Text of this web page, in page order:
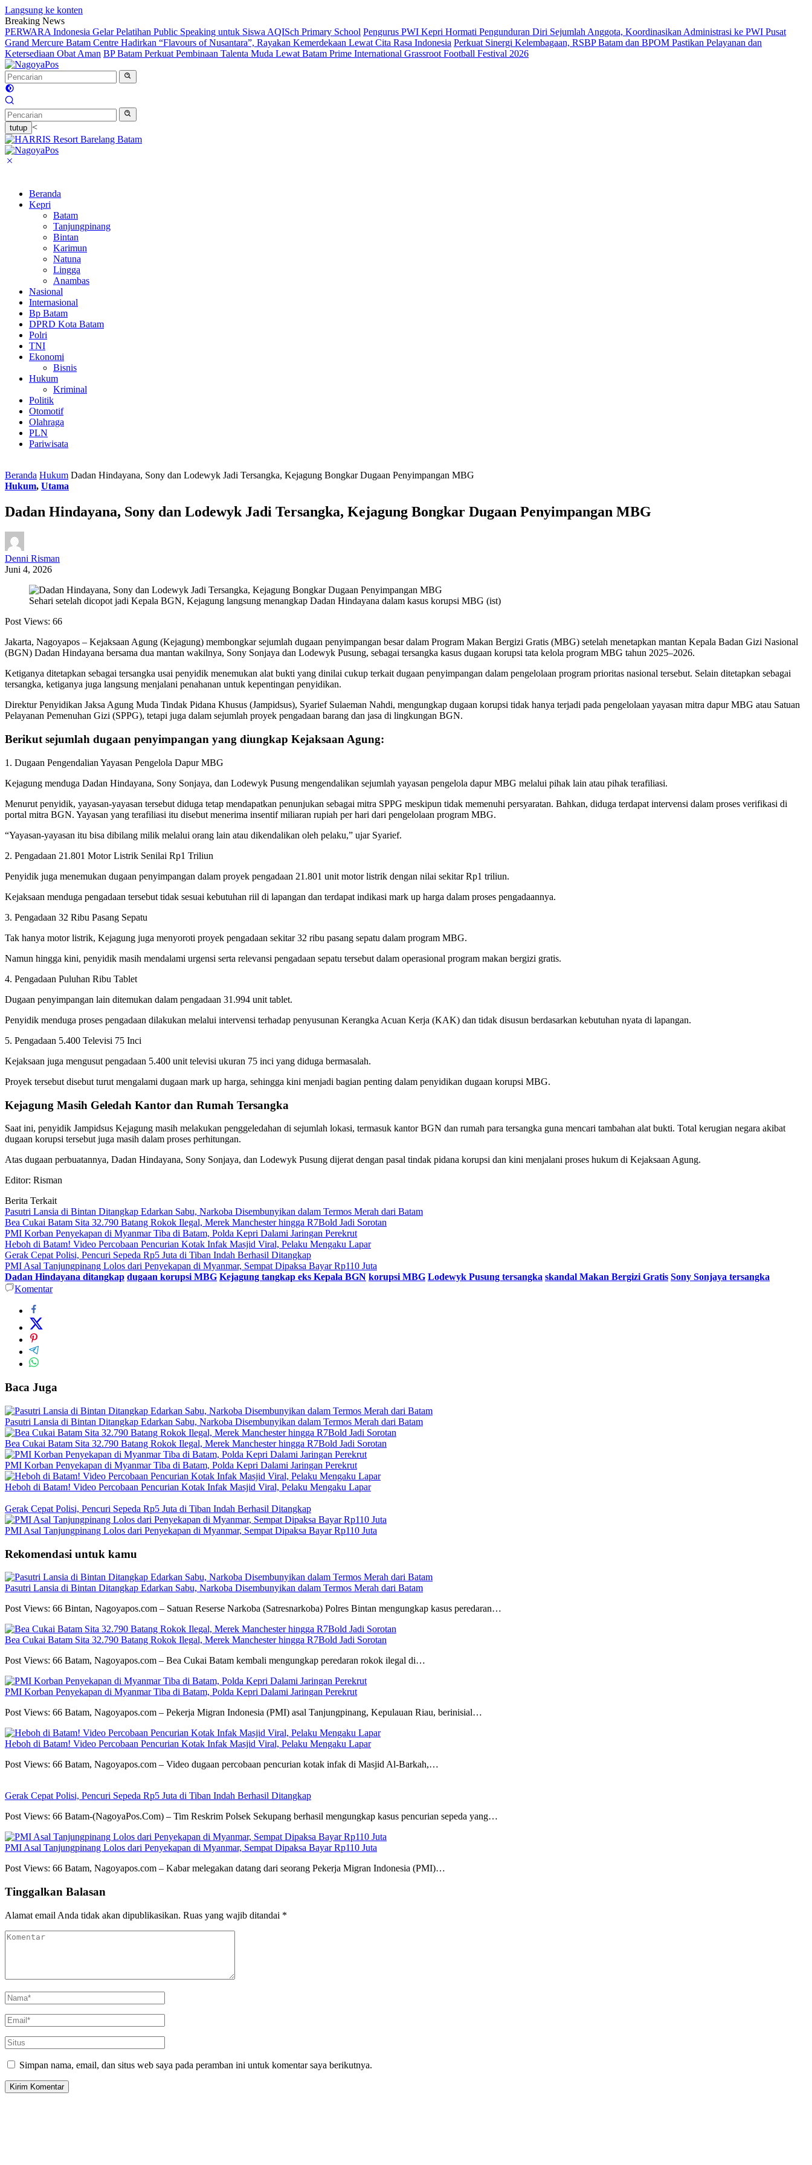
Langsung ke konten
Breaking News
PERWARA Indonesia Gelar Pelatihan Public Speaking untuk Siswa AQISch Primary School Pengurus PWI Kepri Hormati Pengunduran Diri Sejumlah Anggota, Koordinasikan Administrasi ke PWI Pusat
Grand Mercure Batam Centre Hadirkan “Flavours of Nusantara”, Rayakan Kemerdekaan Lewat Cita Rasa Indonesia Perkuat Sinergi Kelembagaan, RSBP Batam dan BPOM Pastikan Pelayanan dan
Ketersediaan Obat Aman BP Batam Perkuat Pembinaan Talenta Muda Lewat Batam Prime International Grassroot Football Festival 2026
tutup <
Beranda
Kepri
Batam
Tanjungpinang
Bintan
Karimun
Natuna
Lingga
Anambas
Nasional
Internasional
Bp Batam
DPRD Kota Batam
Polri
TNI
Ekonomi
Bisnis
Hukum
Kriminal
Politik
Otomotif
Olahraga
PLN
Pariwisata
Beranda Hukum Dadan Hindayana, Sony dan Lodewyk Jadi Tersangka, Kejagung Bongkar Dugaan Penyimpangan MBG
Hukum, Utama
Dadan Hindayana, Sony dan Lodewyk Jadi Tersangka, Kejagung Bongkar Dugaan Penyimpangan MBG
Denni Risman
Juni 4, 2026
Sehari setelah dicopot jadi Kepala BGN, Kejagung langsung menangkap Dadan Hindayana dalam kasus korupsi MBG (ist)
Post Views: 66
Jakarta, Nagoyapos – Kejaksaan Agung (Kejagung) membongkar sejumlah dugaan penyimpangan besar dalam Program Makan Bergizi Gratis (MBG) setelah menetapkan mantan Kepala Badan Gizi Nasional
(BGN) Dadan Hindayana bersama dua mantan wakilnya, Sony Sonjaya dan Lodewyk Pusung, sebagai tersangka kasus dugaan korupsi tata kelola program MBG tahun 2025–2026.
Ketiganya ditetapkan sebagai tersangka usai penyidik menemukan alat bukti yang dinilai cukup terkait dugaan penyimpangan dalam pengelolaan program prioritas nasional tersebut. Selain ditetapkan sebagai
tersangka, ketiganya juga langsung menjalani penahanan untuk kepentingan penyidikan.
Direktur Penyidikan Jaksa Agung Muda Tindak Pidana Khusus (Jampidsus), Syarief Sulaeman Nahdi, mengungkap dugaan korupsi tidak hanya terjadi pada pengelolaan yayasan mitra dapur MBG atau Satuan
Pelayanan Pemenuhan Gizi (SPPG), tetapi juga dalam sejumlah proyek pengadaan barang dan jasa di lingkungan BGN.
Berikut sejumlah dugaan penyimpangan yang diungkap Kejaksaan Agung:
1. Dugaan Pengendalian Yayasan Pengelola Dapur MBG
Kejagung menduga Dadan Hindayana, Sony Sonjaya, dan Lodewyk Pusung mengendalikan sejumlah yayasan pengelola dapur MBG melalui pihak lain atau pihak terafiliasi.
Menurut penyidik, yayasan-yayasan tersebut diduga tetap mendapatkan penunjukan sebagai mitra SPPG meskipun tidak memenuhi persyaratan. Bahkan, diduga terdapat intervensi dalam proses verifikasi di
portal mitra BGN. Yayasan yang terafiliasi itu disebut menerima insentif miliaran rupiah per hari dari pengelolaan program MBG.
“Yayasan-yayasan itu bisa dibilang milik melalui orang lain atau dikendalikan oleh pelaku,” ujar Syarief.
2. Pengadaan 21.801 Motor Listrik Senilai Rp1 Triliun
Penyidik juga menemukan dugaan penyimpangan dalam proyek pengadaan 21.801 unit motor listrik dengan nilai sekitar Rp1 triliun.
Kejaksaan menduga pengadaan tersebut tidak sesuai kebutuhan riil di lapangan dan terdapat indikasi mark up harga dalam proses pengadaannya.
3. Pengadaan 32 Ribu Pasang Sepatu
Tak hanya motor listrik, Kejagung juga menyoroti proyek pengadaan sekitar 32 ribu pasang sepatu dalam program MBG.
Namun hingga kini, penyidik masih mendalami urgensi serta relevansi pengadaan sepatu tersebut dalam operasional program makan bergizi gratis.
4. Pengadaan Puluhan Ribu Tablet
Dugaan penyimpangan lain ditemukan dalam pengadaan 31.994 unit tablet.
Penyidik menduga proses pengadaan dilakukan melalui intervensi terhadap penyusunan Kerangka Acuan Kerja (KAK) dan tidak disusun berdasarkan kebutuhan nyata di lapangan.
5. Pengadaan 5.400 Televisi 75 Inci
Kejaksaan juga mengusut pengadaan 5.400 unit televisi ukuran 75 inci yang diduga bermasalah.
Proyek tersebut disebut turut mengalami dugaan mark up harga, sehingga kini menjadi bagian penting dalam penyidikan dugaan korupsi MBG.
Kejagung Masih Geledah Kantor dan Rumah Tersangka
Saat ini, penyidik Jampidsus Kejagung masih melakukan penggeledahan di sejumlah lokasi, termasuk kantor BGN dan rumah para tersangka guna mencari tambahan alat bukti. Total kerugian negara akibat
dugaan korupsi tersebut juga masih dalam proses perhitungan.
Atas dugaan perbuatannya, Dadan Hindayana, Sony Sonjaya, dan Lodewyk Pusung dijerat dengan pasal tindak pidana korupsi dan kini menjalani proses hukum di Kejaksaan Agung.
Editor: Risman
Berita Terkait
Pasutri Lansia di Bintan Ditangkap Edarkan Sabu, Narkoba Disembunyikan dalam Termos Merah dari Batam
Bea Cukai Batam Sita 32.790 Batang Rokok Ilegal, Merek Manchester hingga R7Bold Jadi Sorotan
PMI Korban Penyekapan di Myanmar Tiba di Batam, Polda Kepri Dalami Jaringan Perekrut
Heboh di Batam! Video Percobaan Pencurian Kotak Infak Masjid Viral, Pelaku Mengaku Lapar
Gerak Cepat Polisi, Pencuri Sepeda Rp5 Juta di Tiban Indah Berhasil Ditangkap
PMI Asal Tanjungpinang Lolos dari Penyekapan di Myanmar, Sempat Dipaksa Bayar Rp110 Juta
Dadan Hindayana ditangkap dugaan korupsi MBG Kejagung tangkap eks Kepala BGN korupsi MBG Lodewyk Pusung tersangka skandal Makan Bergizi Gratis Sony Sonjaya tersangka
Komentar
Baca Juga
Pasutri Lansia di Bintan Ditangkap Edarkan Sabu, Narkoba Disembunyikan dalam Termos Merah dari Batam
Bea Cukai Batam Sita 32.790 Batang Rokok Ilegal, Merek Manchester hingga R7Bold Jadi Sorotan
PMI Korban Penyekapan di Myanmar Tiba di Batam, Polda Kepri Dalami Jaringan Perekrut
Heboh di Batam! Video Percobaan Pencurian Kotak Infak Masjid Viral, Pelaku Mengaku Lapar
Gerak Cepat Polisi, Pencuri Sepeda Rp5 Juta di Tiban Indah Berhasil Ditangkap
PMI Asal Tanjungpinang Lolos dari Penyekapan di Myanmar, Sempat Dipaksa Bayar Rp110 Juta
Rekomendasi untuk kamu
Pasutri Lansia di Bintan Ditangkap Edarkan Sabu, Narkoba Disembunyikan dalam Termos Merah dari Batam
Post Views: 66 Bintan, Nagoyapos.com – Satuan Reserse Narkoba (Satresnarkoba) Polres Bintan mengungkap kasus peredaran…
Bea Cukai Batam Sita 32.790 Batang Rokok Ilegal, Merek Manchester hingga R7Bold Jadi Sorotan
Post Views: 66 Batam, Nagoyapos.com – Bea Cukai Batam kembali mengungkap peredaran rokok ilegal di…
PMI Korban Penyekapan di Myanmar Tiba di Batam, Polda Kepri Dalami Jaringan Perekrut
Post Views: 66 Batam, Nagoyapos.com – Pekerja Migran Indonesia (PMI) asal Tanjungpinang, Kepulauan Riau, berinisial…
Heboh di Batam! Video Percobaan Pencurian Kotak Infak Masjid Viral, Pelaku Mengaku Lapar
Post Views: 66 Batam, Nagoyapos.com – Video dugaan percobaan pencurian kotak infak di Masjid Al-Barkah,…
Gerak Cepat Polisi, Pencuri Sepeda Rp5 Juta di Tiban Indah Berhasil Ditangkap
Post Views: 66 Batam-(NagoyaPos.Com) – Tim Reskrim Polsek Sekupang berhasil mengungkap kasus pencurian sepeda yang…
PMI Asal Tanjungpinang Lolos dari Penyekapan di Myanmar, Sempat Dipaksa Bayar Rp110 Juta
Post Views: 66 Batam, Nagoyapos.com – Kabar melegakan datang dari seorang Pekerja Migran Indonesia (PMI)…
Tinggalkan Balasan
Alamat email Anda tidak akan dipublikasikan. Ruas yang wajib ditandai *
Simpan nama, email, dan situs web saya pada peramban ini untuk komentar saya berikutnya.